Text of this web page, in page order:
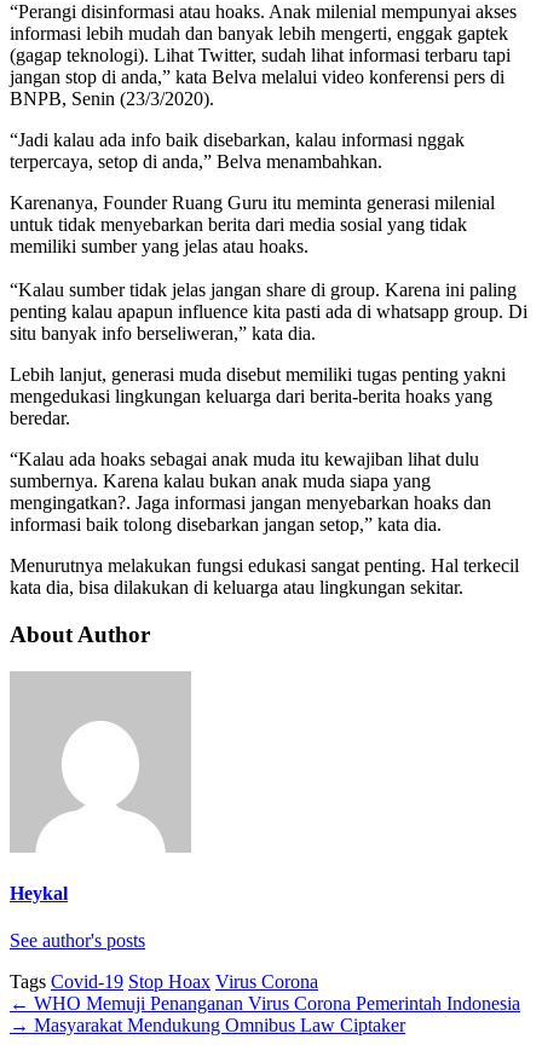
“Perangi disinformasi atau hoaks. Anak milenial mempunyai akses
informasi lebih mudah dan banyak lebih mengerti, enggak gaptek
(gagap teknologi). Lihat Twitter, sudah lihat informasi terbaru tapi
jangan stop di anda,” kata Belva melalui video konferensi pers di
BNPB, Senin (23/3/2020).
“Jadi kalau ada info baik disebarkan, kalau informasi nggak
terpercaya, setop di anda,” Belva menambahkan.
Karenanya, Founder Ruang Guru itu meminta generasi milenial
untuk tidak menyebarkan berita dari media sosial yang tidak
memiliki sumber yang jelas atau hoaks.
“Kalau sumber tidak jelas jangan share di group. Karena ini paling
penting kalau apapun influence kita pasti ada di whatsapp group. Di
situ banyak info berseliweran,” kata dia.
Lebih lanjut, generasi muda disebut memiliki tugas penting yakni
mengedukasi lingkungan keluarga dari berita-berita hoaks yang
beredar.
“Kalau ada hoaks sebagai anak muda itu kewajiban lihat dulu
sumbernya. Karena kalau bukan anak muda siapa yang
mengingatkan?. Jaga informasi jangan menyebarkan hoaks dan
informasi baik tolong disebarkan jangan setop,” kata dia.
Menurutnya melakukan fungsi edukasi sangat penting. Hal terkecil
kata dia, bisa dilakukan di keluarga atau lingkungan sekitar.
About Author
Heykal
See author's posts
Tags Covid-19 Stop Hoax Virus Corona
← WHO Memuji Penanganan Virus Corona Pemerintah Indonesia
→ Masyarakat Mendukung Omnibus Law Ciptaker